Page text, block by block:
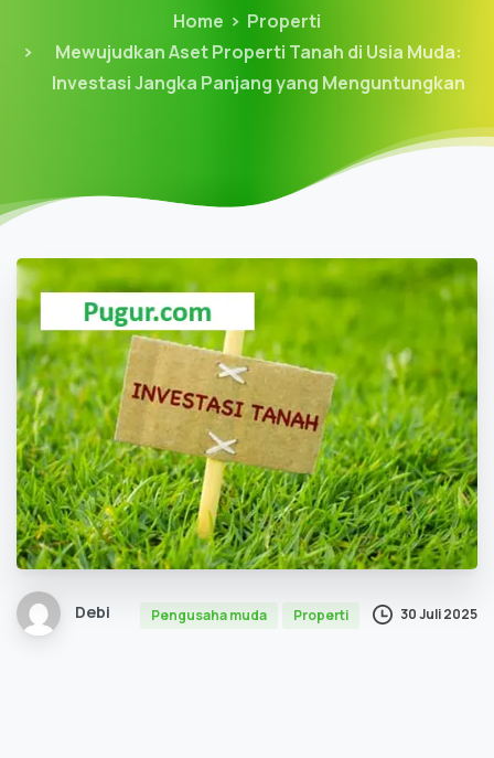
Home
Properti
Mewujudkan Aset Properti Tanah di Usia Muda:
Investasi Jangka Panjang yang Menguntungkan
Debi Pengusaha muda Properti 30 Juli 2025